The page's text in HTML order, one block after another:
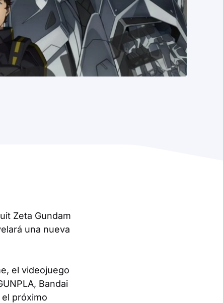
Zeta Gundam
una nueva
el videojuego
Bandai
el próximo